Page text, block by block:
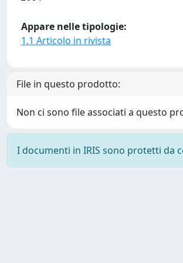
Appare nelle tipologie:
1.1 Articolo in rivista
File in questo prodotto:
Non ci sono file associati a questo
I documenti in IRIS sono protetti da